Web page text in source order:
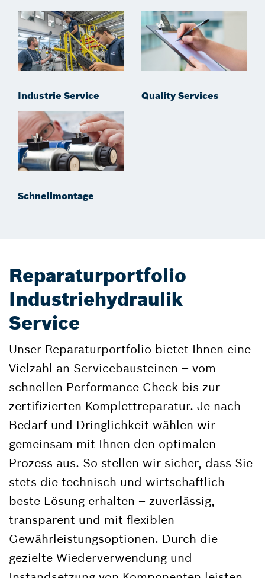
Industrie Service Quality Services
Schnellmontage
Reparaturportfolio
Industriehydraulik
Service
Unser Reparaturportfolio bietet Ihnen eine
Vielzahl an Servicebausteinen – vom
schnellen Performance Check bis zur
zertifizierten Komplettreparatur. Je nach
Bedarf und Dringlichkeit wählen wir
gemeinsam mit Ihnen den optimalen
Prozess aus. So stellen wir sicher, dass Sie
stets die technisch und wirtschaftlich
beste Lösung erhalten – zuverlässig,
transparent und mit flexiblen
Gewährleistungsoptionen. Durch die
gezielte Wiederverwendung und